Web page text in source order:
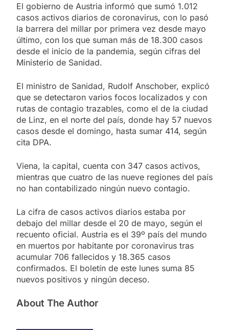
El gobierno de Austria informó que sumó 1.012
casos activos diarios de coronavirus, con lo pasó
la barrera del millar por primera vez desde mayo
último, con los que suman más de 18.300 casos
desde el inicio de la pandemia, según cifras del
Ministerio de Sanidad.
El ministro de Sanidad, Rudolf Anschober, explicó
que se detectaron varios focos localizados y con
rutas de contagio trazables, como el de la ciudad
de Linz, en el norte del país, donde hay 57 nuevos
casos desde el domingo, hasta sumar 414, según
cita DPA.
Viena, la capital, cuenta con 347 casos activos,
mientras que cuatro de las nueve regiones del país
no han contabilizado ningún nuevo contagio.
La cifra de casos activos diarios estaba por
debajo del millar desde el 20 de mayo, según el
recuento oficial. Austria es el 39º país del mundo
en muertos por habitante por coronavirus tras
acumular 706 fallecidos y 18.365 casos
confirmados. El boletín de este lunes suma 85
nuevos positivos y ningún deceso.
About The Author